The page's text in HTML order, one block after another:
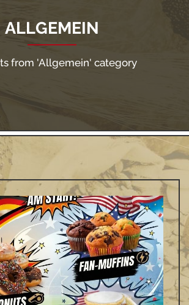
ALLGEMEIN
from 'Allgemein' category